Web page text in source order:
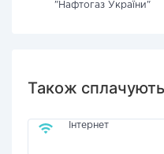
"Нафтогаз України"
Також
Інтернет